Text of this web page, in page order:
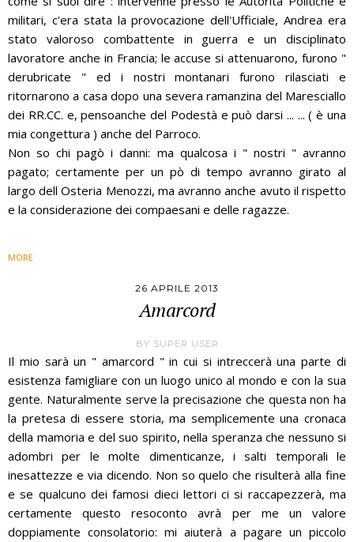
militari, c'era stata la provocazione dell'Ufficiale, Andrea era
stato valoroso combattente in guerra e un disciplinato
lavoratore anche in Francia; le accuse si attenuarono, furono "
derubricate " ed i nostri montanari furono rilasciati e
ritornarono a casa dopo una severa ramanzina del Maresciallo
dei RR.CC. e, pensoanche del Podestà e può darsi ... ... ( è una
mia congettura ) anche del Parroco.
Non so chi pagò i danni: ma qualcosa i " nostri " avranno
pagato; certamente per un pò di tempo avranno girato al
largo dell Osteria Menozzi, ma avranno anche avuto il rispetto
e la considerazione dei compaesani e delle ragazze.
MORE
26 APRILE 2013
Amarcord
BY SUPER USER
Il mio sarà un " amarcord " in cui si intreccerà una parte di
esistenza famigliare con un luogo unico al mondo e con la sua
gente. Naturalmente serve la precisazione che questa non ha
la pretesa di essere storia, ma semplicemente una cronaca
della mamoria e del suo spirito, nella speranza che nessuno si
adombri per le molte dimenticanze, i salti temporali le
inesattezze e via dicendo. Non so quelo che risulterà alla fine
e se qualcuno dei famosi dieci lettori ci si raccapezzerà, ma
certamente questo resoconto avrà per me un valore
doppiamente consolatorio: mi aiuterà a pagare un piccolo